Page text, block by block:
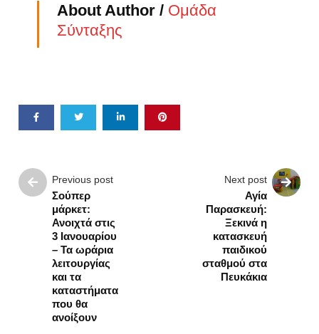
About Author / Ομάδα
Σύνταξης
Previous post
Σούπερ
μάρκετ:
Ανοιχτά στις
3 Ιανουαρίου
– Τα ωράρια
λειτουργίας
και τα
καταστήματα
που θα
ανοίξουν
Next post
Αγία
Παρασκευή:
Ξεκινά η
κατασκευή
παιδικού
σταθμού στα
Πευκάκια